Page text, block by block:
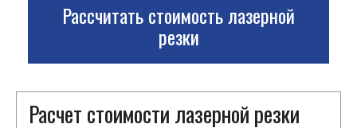
Рассчитать стоимость лазерной
резки
Расчет стоимости лазерной резки